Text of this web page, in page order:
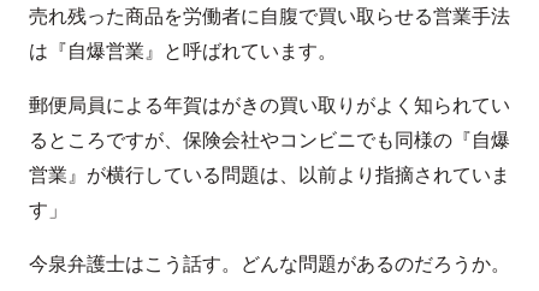
売れ残った商品を労働者に自腹で買い取らせる営業手法
は『自爆営業』と呼ばれています。
郵便局員による年賀はがきの買い取りがよく知られてい
るところですが、保険会社やコンビニでも同様の『自爆
営業』が横行している問題は、以前より指摘されていま
す」
今泉弁護士はこう話す。どんな問題があるのだろうか。